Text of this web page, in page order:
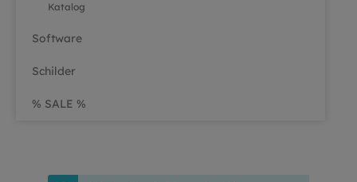
Katalog
Software
Schilder
% SALE %